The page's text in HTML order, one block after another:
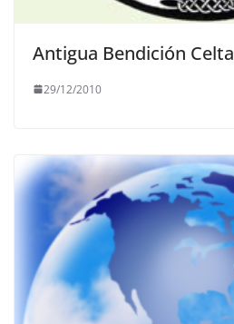
Antigua Bendición Celta
29/12/2010